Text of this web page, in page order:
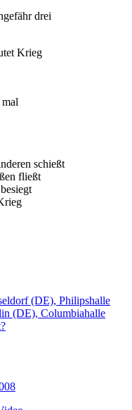
drei
Krieg
schießt
fließt
(DE), Philipshalle
(DE), Columbiahalle